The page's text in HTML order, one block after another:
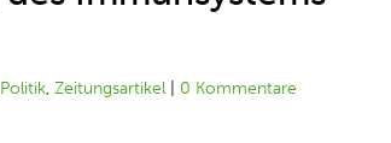
Politik,Zeitungsartikel 0 Kommentare